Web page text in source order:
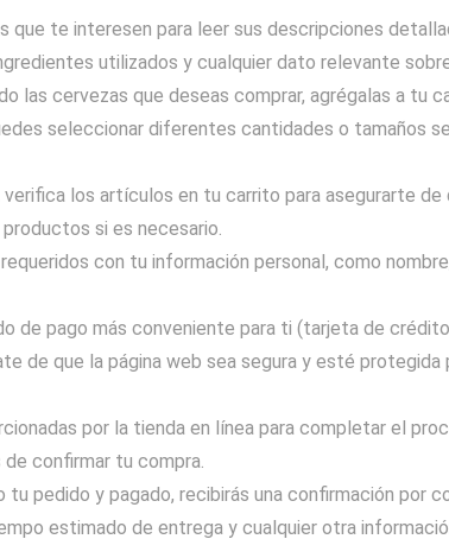
que te interesen para leer sus descripciones
utilizados y cualquier dato relevante
las cervezas que deseas comprar, agrégalas a tu
seleccionar diferentes cantidades o tamaños
los artículos en tu carrito para asegurarte de
si es necesario.
con tu información personal, como
de pago más conveniente para ti (tarjeta de
de que la página web sea segura y esté protegida
por la tienda en línea para completar el
confirmar tu compra.
tu pedido y pagado, recibirás una confirmación por
estimado de entrega y cualquier otra